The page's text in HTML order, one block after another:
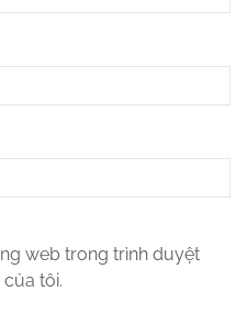
web trong trình duyệt
tôi.